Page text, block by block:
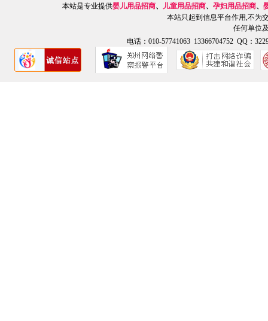
本站是专业提供婴儿用品招商、 儿童用品招商、 孕妇用品招商、
本站只起到信息平台作用,不为
任何单位
电话：010-57741063 13366704752 QQ：